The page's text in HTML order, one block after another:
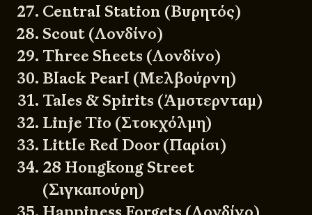
Central Station (Βυρητός)
Scout (Λονδίνο)
Three Sheets (Λονδίνο)
Black Pearl (Μελβούρνη)
Tales & Spirits (Άμστερνταμ)
Linje Tio (Στοκχόλμη)
Little Red Door (Παρίσι)
28 Hongkong Street
(Σιγκαπούρη)